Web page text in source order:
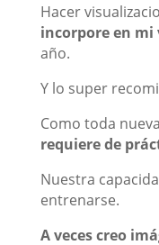
Hacer
incorpore en mi
año.
Y lo super
Como toda
requiere de
Nuestra
entrenarse.
A veces creo